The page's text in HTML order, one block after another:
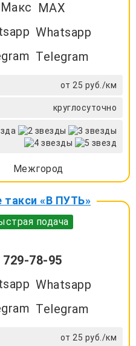
MAX
Whatsapp
Telegram
от 25 руб./км
круглосуточно
Межгород
«В ПУТЬ»
подача
78-95
Whatsapp
Telegram
от 25 руб./км